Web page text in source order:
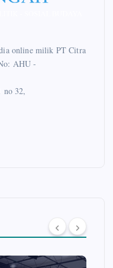
online milik PT Citra
AHU -
no 32,